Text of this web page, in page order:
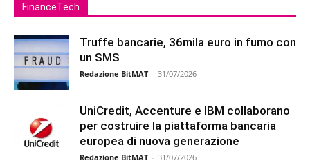
FinanceTech
Truffe bancarie, 36mila euro in fumo con
un SMS
Redazione BitMAT - 31/07/2026
UniCredit, Accenture e IBM collaborano
per costruire la piattaforma bancaria
europea di nuova generazione
Redazione BitMAT - 31/07/2026